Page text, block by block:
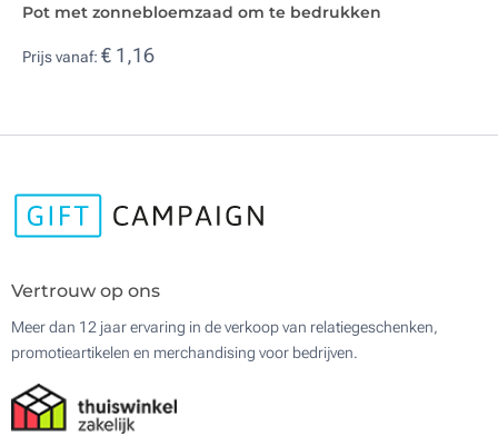
Pot met zonnebloemzaad om te bedrukken
Prijs vanaf: € 1,16
Vertrouw op ons
Meer dan 12 jaar ervaring in de verkoop van relatiegeschenken,
promotieartikelen en merchandising voor bedrijven.